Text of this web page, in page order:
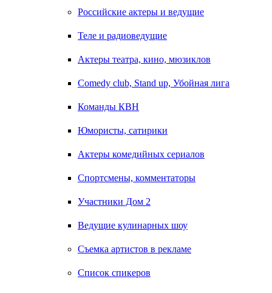
Российские актеры и ведущие
Теле и радиоведущие
Актеры театра, кино, мюзиклов
Comedy club, Stand up, Убойная лига
Команды КВН
Юмористы, сатирики
Актеры комедийных сериалов
Спортсмены, комментаторы
Участники Дом 2
Ведущие кулинарных шоу
Съемка артистов в рекламе
Список спикеров